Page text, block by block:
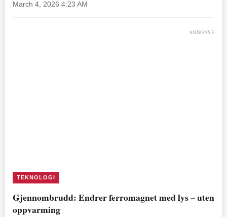
March 4, 2026 4:23 AM
ANNONSE
TEKNOLOGI
Gjennombrudd: Endrer ferromagnet med lys – uten
oppvarming